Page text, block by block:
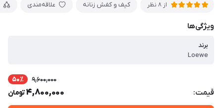
از 8 نظر کیف و کفش زنانه علاقه‌مندی
ویژگی‌ها
برند
Loewe
قیمت:
9,600,000 50٪
4,800,000تومان